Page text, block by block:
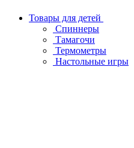
Товары для детей
Спиннеры
Тамагочи
Термометры
Настольные игры